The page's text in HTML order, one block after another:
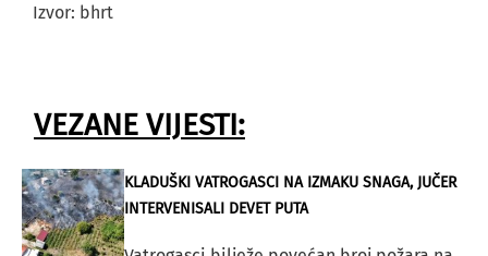
Izvor: bhrt
VEZANE VIJESTI:
KLADUŠKI VATROGASCI NA IZMAKU SNAGA, JUČER
INTERVENISALI DEVET PUTA